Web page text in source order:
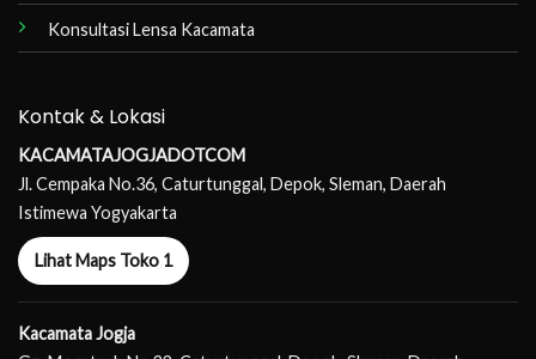
Konsultasi Lensa Kacamata
Kontak & Lokasi
KACAMATAJOGJADOTCOM
Jl. Cempaka No.36, Caturtunggal, Depok, Sleman, Daerah
Istimewa Yogyakarta
Lihat Maps Toko 1
Kacamata Jogja